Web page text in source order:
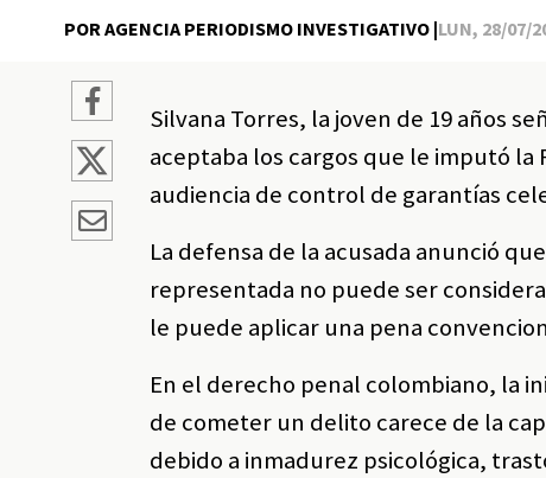
POR AGENCIA PERIODISMO INVESTIGATIVO |LUN, 28/07/
Silvana Torres, la joven de 19 años
aceptaba los cargos que le imputó
audiencia de control de garantías
La defensa de la acusada anunció
representada no puede ser
le puede aplicar una pena
En el derecho penal colombiano, la
de cometer un delito carece de la
debido a inmadurez psicológica,